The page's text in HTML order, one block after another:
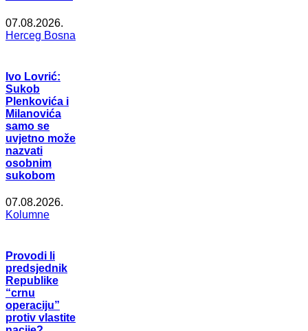
07.08.2026.
Herceg Bosna
Ivo Lovrić:
Sukob
Plenkovića i
Milanovića
samo se
uvjetno može
nazvati
osobnim
sukobom
07.08.2026.
Kolumne
Provodi li
predsjednik
Republike
“crnu
operaciju”
protiv vlastite